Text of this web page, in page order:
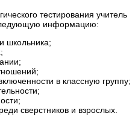
тестирования учитель
информацию:
школьника;
в классную группу;
сверстников и взрослых.